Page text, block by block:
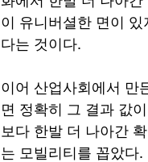
이 유니버셜한 면이
다는 것이다.
이어 산업사회에서 만
면 정확히 그 결과 값
보다 한발 더 나아간
는 모빌리티를 꼽았다.